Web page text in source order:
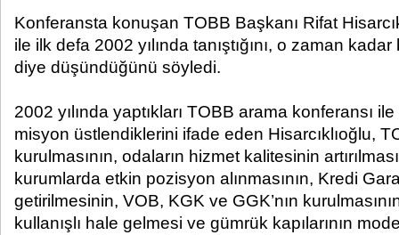
Konferansta konuşan TOBB Başkanı Rifat
ile ilk defa 2002 yılında tanıştığını, o zaman
diye düşündüğünü söyledi.
2002 yılında yaptıkları TOBB arama konferansı
misyon üstlendiklerini ifade eden Hisarcıklıoğlu,
kurulmasının, odaların hizmet kalitesinin
kurumlarda etkin pozisyon alınmasının, Kredi
getirilmesinin, VOB, KGK ve GGK’nın
kullanışlı hale gelmesi ve gümrük kapılarının